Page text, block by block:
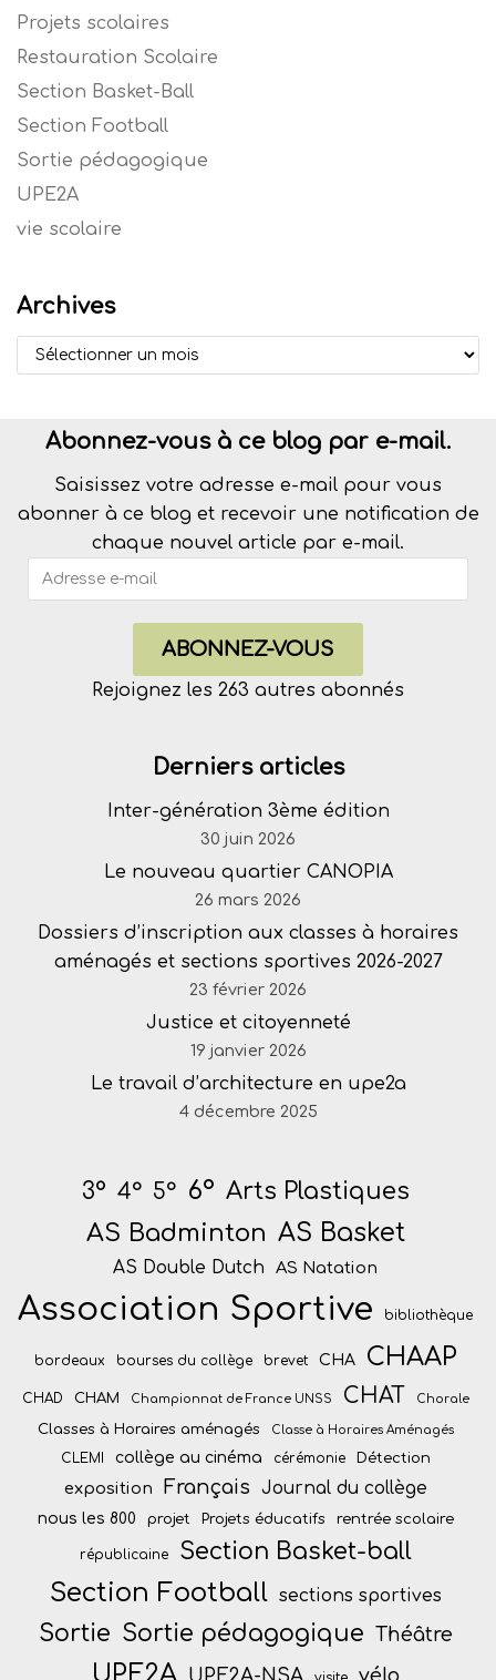
Projets scolaires
Restauration Scolaire
Section Basket-Ball
Section Football
Sortie pédagogique
UPE2A
vie scolaire
Archives
Abonnez-vous à ce blog par e-mail.
Saisissez votre adresse e-mail pour vous
abonner à ce blog et recevoir une notification de
chaque nouvel article par e-mail.
ABONNEZ-VOUS
Rejoignez les 263 autres abonnés
Derniers articles
Inter-génération 3ème édition
30 juin 2026
Le nouveau quartier CANOPIA
26 mars 2026
Dossiers d’inscription aux classes à horaires
aménagés et sections sportives 2026-2027
23 février 2026
Justice et citoyenneté
19 janvier 2026
Le travail d’architecture en upe2a
4 décembre 2025
3° 4° 5° 6° Arts Plastiques
AS Badminton AS Basket
AS Double Dutch AS Natation
Association Sportive bibliothèque
bordeaux bourses du collège brevet CHA CHAAP
CHAD CHAM Championnat de France UNSS CHAT Chorale
Classes à Horaires aménagés Classe à Horaires Aménagés
CLEMI collège au cinéma cérémonie Détection
exposition Français Journal du collège
nous les 800 projet Projets éducatifs rentrée scolaire
républicaine Section Basket-ball
Section Football sections sportives
Sortie Sortie pédagogique Théâtre
UPE2A vélo